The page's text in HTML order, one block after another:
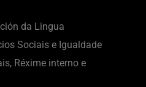
da Lingua
Sociais e Igualdade
Réxime interno e